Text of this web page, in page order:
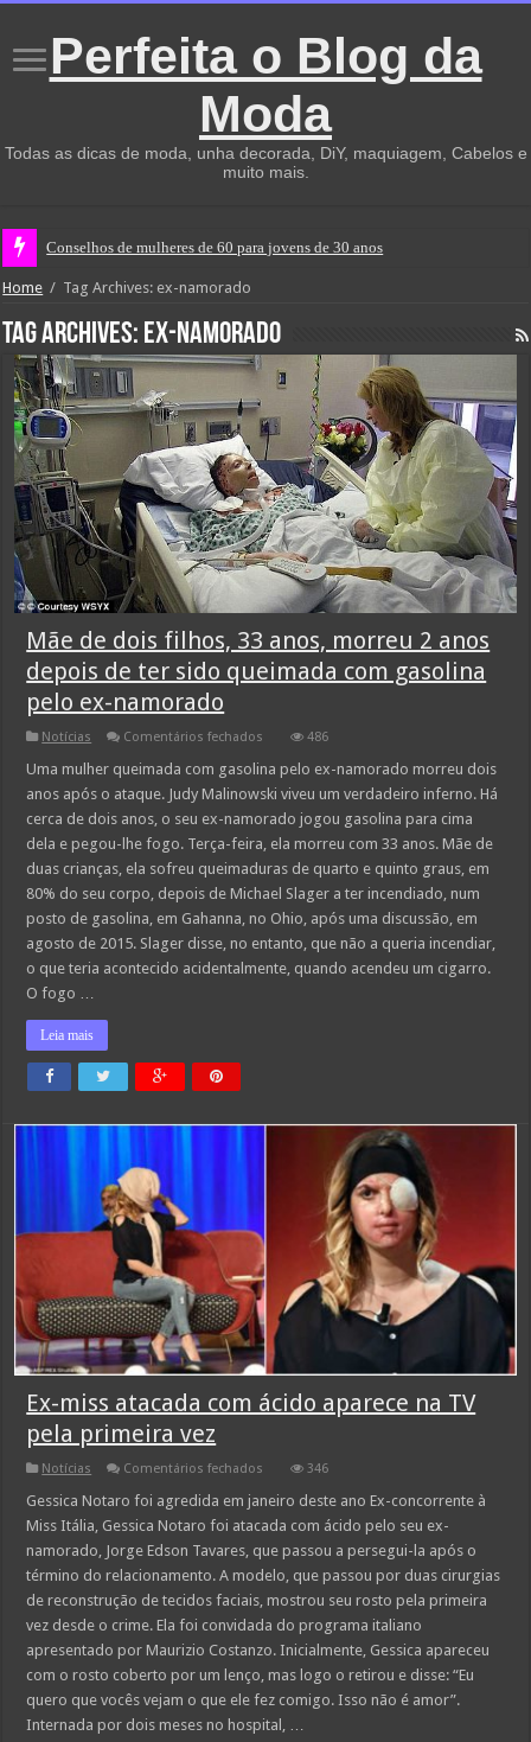
Perfeita o Blog da
Moda
Todas as dicas de moda, unha decorada, DiY, maquiagem, Cabelos e
muito mais.
Conselhos de mulheres de 60 para jovens de 30 anos
Home / Tag Archives: ex-namorado
Tag Archives: ex-namorado
Mãe de dois filhos, 33 anos, morreu 2 anos
depois de ter sido queimada com gasolina
pelo ex-namorado
Notícias Comentários fechados
de
dois
filhos,
33
anos,
morreu
anos
depois
ter
sido
queimada
com
486
Uma mulher queimada com gasolina pelo ex-namorado morreu dois
anos após o ataque. Judy Malinowski viveu um verdadeiro inferno. Há
cerca de dois anos, o seu ex-namorado jogou gasolina para cima
dela e pegou-lhe fogo. Terça-feira, ela morreu com 33 anos. Mãe de
duas crianças, ela sofreu queimaduras de quarto e quinto graus, em
80% do seu corpo, depois de Michael Slager a ter incendiado, num
posto de gasolina, em Gahanna, no Ohio, após uma discussão, em
agosto de 2015. Slager disse, no entanto, que não a queria incendiar,
o que teria acontecido acidentalmente, quando acendeu um cigarro.
O fogo …
Leia mais
Ex-miss atacada com ácido aparece na TV
pela primeira vez
Notícias Comentários fechados
miss
com
ácido
aparece
na
pela
primeira
346
Gessica Notaro foi agredida em janeiro deste ano Ex-concorrente à
Miss Itália, Gessica Notaro foi atacada com ácido pelo seu ex-
namorado, Jorge Edson Tavares, que passou a persegui-la após o
término do relacionamento. A modelo, que passou por duas cirurgias
de reconstrução de tecidos faciais, mostrou seu rosto pela primeira
vez desde o crime. Ela foi convidada do programa italiano
apresentado por Maurizio Costanzo. Inicialmente, Gessica apareceu
com o rosto coberto por um lenço, mas logo o retirou e disse: “Eu
quero que vocês vejam o que ele fez comigo. Isso não é amor”.
Internada por dois meses no hospital, …